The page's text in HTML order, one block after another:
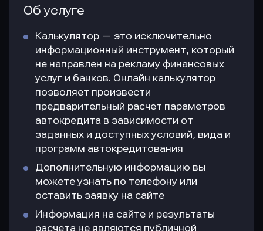
Об услуге
Калькулятор — это исключительно
информационный инструмент, который
не направлен на рекламу финансовых
услуг и банков. Онлайн калькулятор
позволяет произвести
предварительный расчет параметров
автокредита в зависимости от
заданных и доступных условий, вида и
программ автокредитования
Дополнительную информацию вы
можете узнать по телефону или
оставить заявку на сайте
Информация на сайте и результаты
расчета не являются публичной